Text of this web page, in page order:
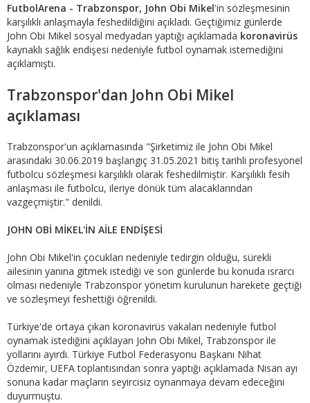
FutbolArena - Trabzonspor, John Obi Mikel'in sözleşmesinin
karşılıklı anlaşmayla feshedildiğini açıkladı. Geçtiğimiz günlerde
John Obi Mikel sosyal medyadan yaptığı açıklamada koronavirüs
kaynaklı sağlık endişesi nedeniyle futbol oynamak istemediğini
açıklamıştı.
Trabzonspor'dan John Obi Mikel
açıklaması
Trabzonspor'un açıklamasında "Şirketimiz ile John Obi Mikel
arasındaki 30.06.2019 başlangıç 31.05.2021 bitiş tarihli profesyonel
futbolcu sözleşmesi karşılıklı olarak feshedilmiştir. Karşılıklı fesih
anlaşması ile futbolcu, ileriye dönük tüm alacaklarından
vazgeçmiştir." denildi.
JOHN OBİ MİKEL'İN AİLE ENDİŞESİ
John Obi Mikel'in çocukları nedeniyle tedirgin olduğu, sürekli
ailesinin yanına gitmek istediği ve son günlerde bu konuda ısrarcı
olması nedeniyle Trabzonspor yönetim kurulunun harekete geçtiği
ve sözleşmeyi feshettiği öğrenildi.
Türkiye'de ortaya çıkan koronavirüs vakaları nedeniyle futbol
oynamak istediğini açıklayan John Obi Mikel, Trabzonspor ile
yollarını ayırdı. Türkiye Futbol Federasyonu Başkanı Nihat
Özdemir, UEFA toplantısından sonra yaptığı açıklamada Nisan ayı
sonuna kadar maçların seyircisiz oynanmaya devam edeceğini
duyurmuştu.